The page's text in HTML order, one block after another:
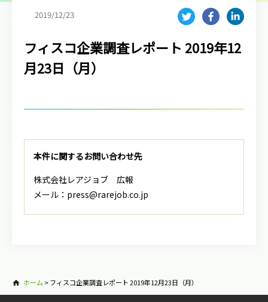
2019/12/23
フィスコ企業調査レポート 2019年12
月23日（月）
本件に関するお問い合わせ先
株式会社レアジョブ 広報
メール：press@rarejob.co.jp
ホーム >フィスコ企業調査レポート 2019年12月23日（月）